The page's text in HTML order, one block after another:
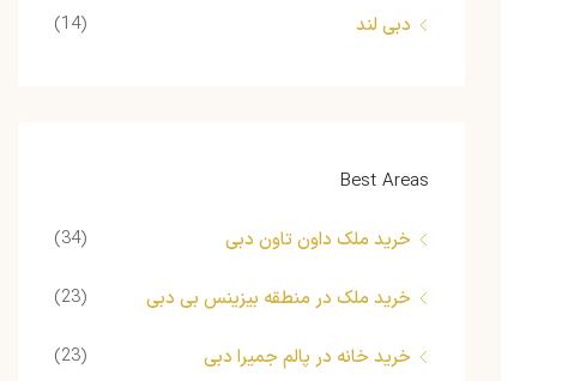
دبی لند (14)
Best Areas
خرید ملک داون تاون دبی (34)
خرید ملک در منطقه بیزینس بی دبی (23)
خرید خانه در پالم جمیرا دبی (23)